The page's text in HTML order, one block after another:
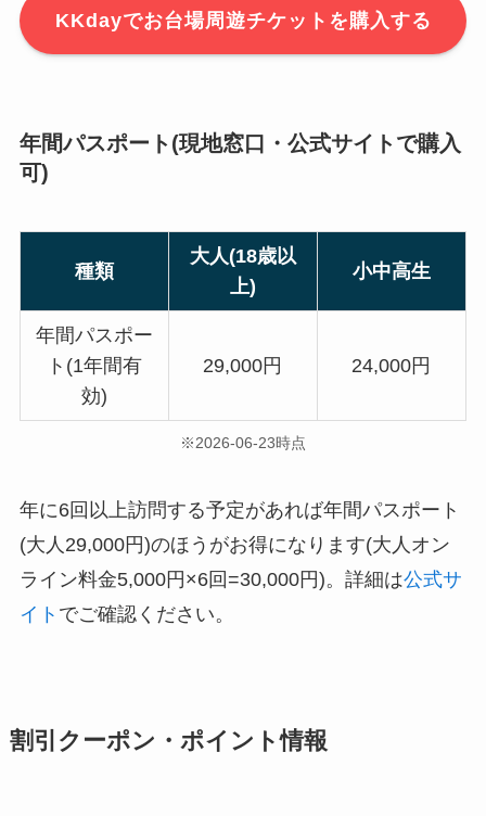
KKdayでお台場周遊チケットを購入する
年間パスポート(現地窓口・公式サイトで購入
可)
種類
大人(18歳以
上)
小中高生
年間パスポー
ト(1年間有
効)
29,000円 24,000円
※2026-06-23時点
年に6回以上訪問する予定があれば年間パスポート
(大人29,000円)のほうがお得になります(大人オン
ライン料金5,000円×6回=30,000円)。詳細は公式サ
イト でご確認ください。
割引クーポン・ポイント情報